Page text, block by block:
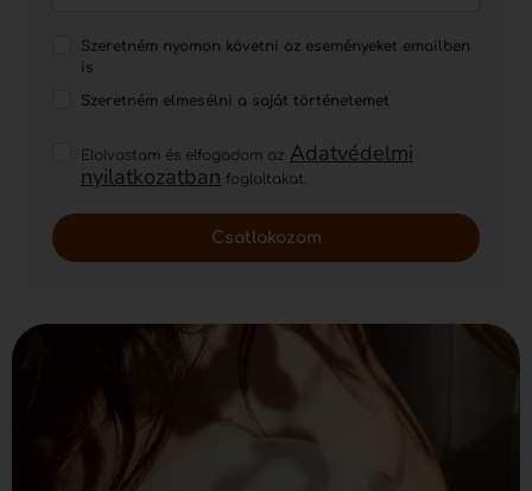
Szeretném nyomon követni az eseményeket emailben
is
Szeretném elmesélni a saját történetemet
Elolvastam és elfogadom az Adatvédelmi
nyilatkozatban foglaltakat.
Csatlakozom